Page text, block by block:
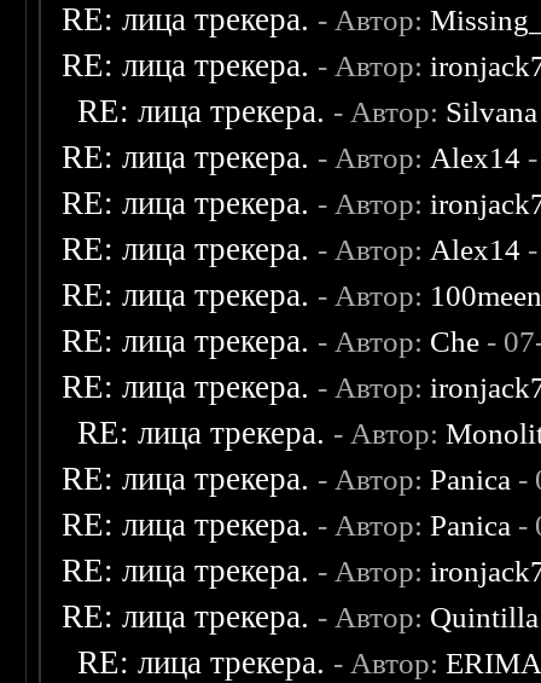
RE: лица трекера. - Автор:
RE: лица трекера. - Автор:
RE: лица трекера. - Автор: Silvana
RE: лица трекера. - Автор: Alex14
RE: лица трекера. - Автор:
RE: лица трекера. - Автор: Alex14
RE: лица трекера. - Автор:
RE: лица трекера. - Автор: Che -
RE: лица трекера. - Автор:
RE: лица трекера. - Автор:
RE: лица трекера. - Автор:Panica -
RE: лица трекера. - Автор:Panica -
RE: лица трекера. - Автор:
RE: лица трекера. - Автор: Quintilla
RE: лица трекера. - Автор: